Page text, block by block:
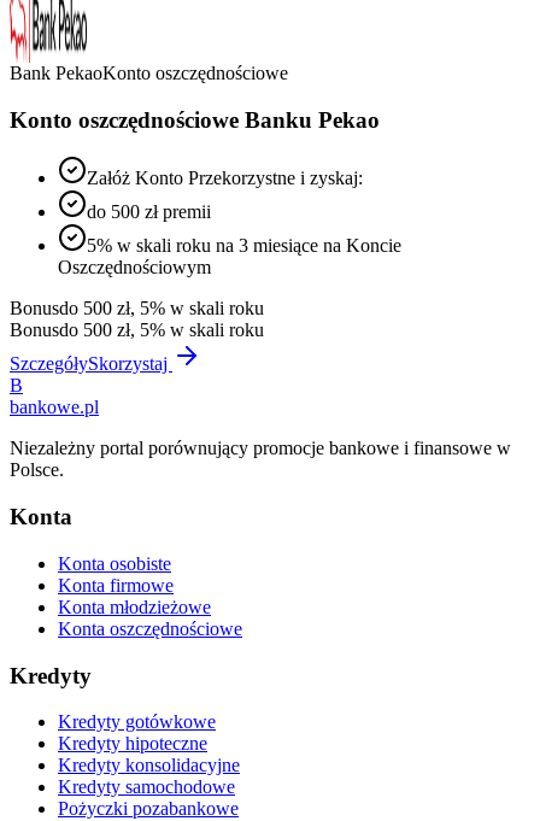
Bank PekaoKonto oszczędnościowe
Konto oszczędnościowe Banku Pekao
Załóż Konto Przekorzystne i zyskaj:
do 500 zł premii
5% w skali roku na 3 miesiące na Koncie
Oszczędnościowym
Bonusdo 500 zł, 5% w skali roku
Bonusdo 500 zł, 5% w skali roku
SzczegółySkorzystaj
B
bankowe.pl
Niezależny portal porównujący promocje bankowe i finansowe w
Polsce.
Konta
Konta osobiste
Konta firmowe
Konta młodzieżowe
Konta oszczędnościowe
Kredyty
Kredyty gotówkowe
Kredyty hipoteczne
Kredyty konsolidacyjne
Kredyty samochodowe
Pożyczki pozabankowe